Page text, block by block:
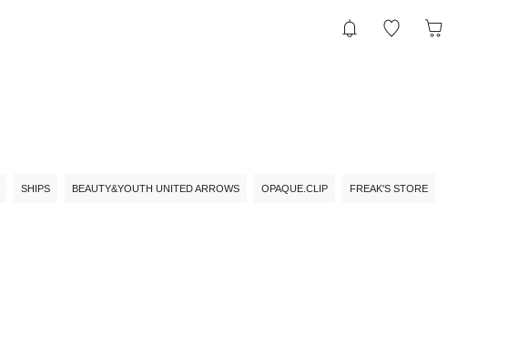
SHIPS BEAUTY&YOUTH UNITED ARROWS OPAQUE.CLIP FREAK'S STORE